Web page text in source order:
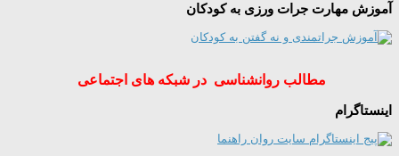
آموزش مهارت جرات ورزی به کودکان
مطالب روانشناسی در شبکه های اجتماعی
اینستاگرام